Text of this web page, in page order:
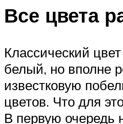
Все цвета
Классический
белый, но вполне
известковую
цветов. Что для
В первую очередь